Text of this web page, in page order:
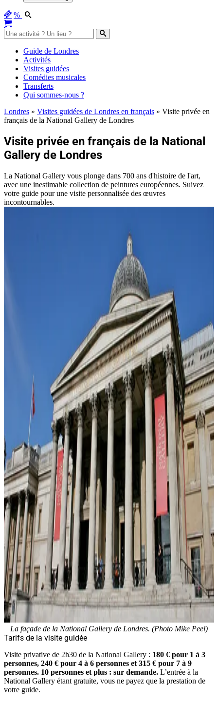
%
Guide de Londres
Activités
Visites guidées
Comédies musicales
Transferts
Qui sommes-nous ?
Londres » Visites guidées de Londres en français » Visite privée en
français de la National Gallery de Londres
Visite privée en français de la National
Gallery de Londres
La National Gallery vous plonge dans 700 ans d'histoire de l'art,
avec une inestimable collection de peintures européennes. Suivez
votre guide pour une visite personnalisée des œuvres
incontournables.
La façade de la National Gallery de Londres. (Photo Mike Peel)
Tarifs de la visite guidée
Visite privative de 2h30 de la National Gallery : 180 € pour 1 à 3
personnes, 240 € pour 4 à 6 personnes et 315 € pour 7 à 9
personnes. 10 personnes et plus : sur demande. L’entrée à la
National Gallery étant gratuite, vous ne payez que la prestation de
votre guide.